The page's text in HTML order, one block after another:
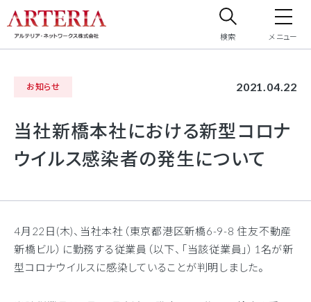
検索 メニュー
お知らせ 2021.04.22
当社新橋本社における新型コロナ
ウイルス感染者の発生について
4月22日(木)、当社本社（東京都港区新橋6-9-8 住友不動産
新橋ビル）に勤務する従業員（以下、「当該従業員」）1名が新
型コロナウイルスに感染していることが判明しました。